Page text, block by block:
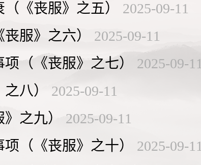
《丧服》之五）
2025-09-11
服》之六）
2025-09-11
（《丧服》之七）
2025-09-11
八）
2025-09-11
之九）
2025-09-11
（《丧服》之十）
2025-09-11